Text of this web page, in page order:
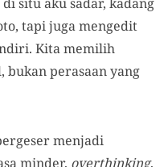
tapi juga mengedit
Kita memilih
bukan perasaan yang
menjadi
minder, overthinking,